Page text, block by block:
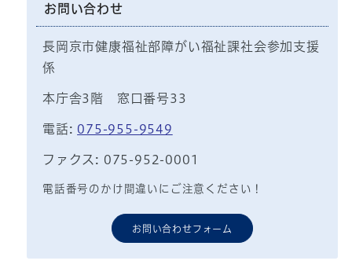
お問い合わせ
長岡京市健康福祉部障がい福祉課社会参加支援
係
本庁舎3階 窓口番号33
電話: 075-955-9549
ファクス: 075-952-0001
電話番号のかけ間違いにご注意ください！
お問い合わせフォーム